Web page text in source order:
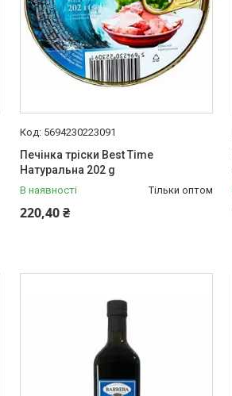
5694230223091
Печінка тріски Best Time
Натуральна 202 g
В наявності Тільки оптом
220,40 ₴